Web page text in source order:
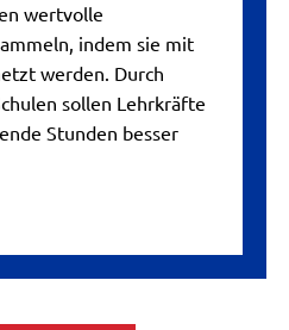
wertvolle
indem sie mit
werden. Durch
sollen Lehrkräfte
Stunden besser